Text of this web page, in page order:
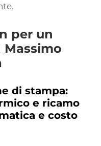
per un
Massimo
di stampa:
e ricamo
e costo